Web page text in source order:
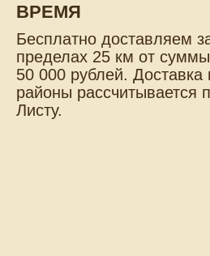
ВРЕМЯ
Бесплатно доставляем
пределах 25 км от
50 000 рублей. Доставка
районы рассчитывается
Листу.